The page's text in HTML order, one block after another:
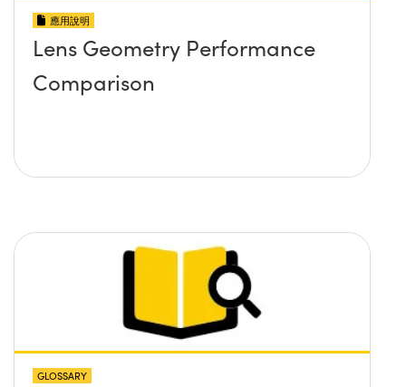
應用說明
Lens Geometry Performance
Comparison
GLOSSARY